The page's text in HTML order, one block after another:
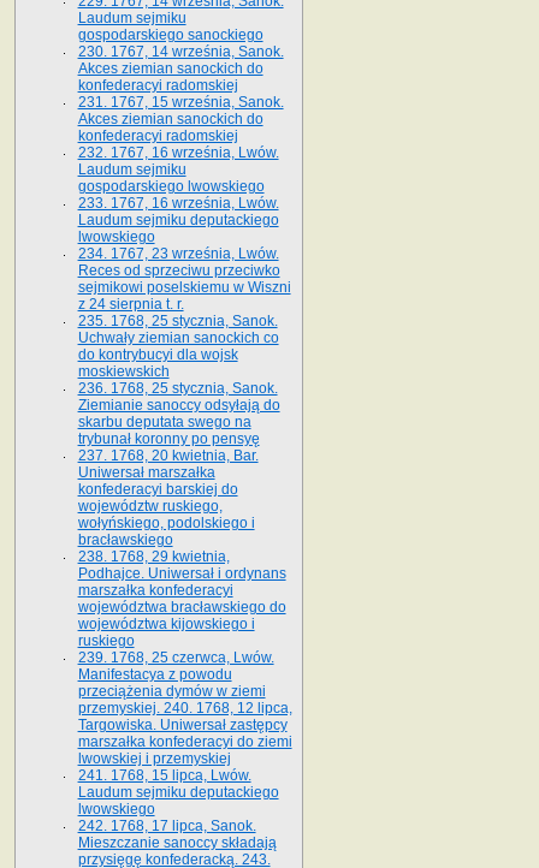
Laudum sejmiku
gospodarskiego sanockiego
230. 1767, 14 września, Sanok.
Akces ziemian sanockich do
konfederacyi radomskiej
231. 1767, 15 września, Sanok.
Akces ziemian sanockich do
konfederacyi radomskiej
232. 1767, 16 września, Lwów.
Laudum sejmiku
gospodarskiego lwowskiego
233. 1767, 16 września, Lwów.
Laudum sejmiku deputackiego
lwowskiego
234. 1767, 23 września, Lwów.
Reces od sprzeciwu przeciwko
sejmikowi poselskiemu w Wiszni
z 24 sierpnia t. r.
235. 1768, 25 stycznia, Sanok.
Uchwały ziemian sanockich co
do kontrybucyi dla wojsk
moskiewskich
236. 1768, 25 stycznia, Sanok.
Ziemianie sanoccy odsyłają do
skarbu deputata swego na
trybunał koronny po pensyę
237. 1768, 20 kwietnia, Bar.
Uniwersał marszałka
konfederacyi barskiej do
województw ruskiego,
wołyńskiego, podolskiego i
bracławskiego
238. 1768, 29 kwietnia,
Podhajce. Uniwersał i ordynans
marszałka konfederacyi
województwa bracławskiego do
wo­jewództwa kijowskiego i
ruskiego
239. 1768, 25 czerwca, Lwów.
Manifestacya z powodu
przeciążenia dymów w ziemi
przemyskiej. 240. 1768, 12 lipca,
Targowiska. Uniwersał zastępcy
marszałka konfederacyi do ziemi
lwowskiej i przemyskiej
241. 1768, 15 lipca, Lwów.
Laudum sejmiku deputackiego
lwowskiego
242. 1768, 17 lipca, Sanok.
Mieszczanie sanoccy składają
przysięgę konfederacką. 243.